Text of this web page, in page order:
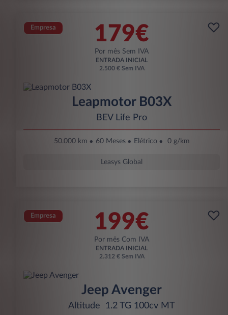
Empresa 179€
Por mês Sem IVA
ENTRADA INICIAL
2.500 € Sem IVA
Leapmotor B03X
BEV Life Pro
50.000 km 60 Meses Elétrico 0 g/km
Leasys Global
Empresa 199€
Por mês Com IVA
ENTRADA INICIAL
2.312 € Sem IVA
Jeep Avenger
Altitude 1.2 TG 100cv MT